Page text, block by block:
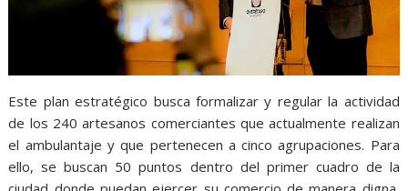
Este plan estratégico busca formalizar y regular la actividad
de los 240 artesanos comerciantes que actualmente realizan
el ambulantaje y que pertenecen a cinco agrupaciones. Para
ello, se buscan 50 puntos dentro del primer cuadro de la